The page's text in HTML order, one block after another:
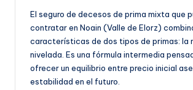
El seguro de decesos de prima mixta que
contratar en Noain (Valle de Elorz)
características de dos tipos de primas: la
nivelada. Es una fórmula intermedia
ofrecer un equilibrio entre precio inicial
estabilidad en el futuro.